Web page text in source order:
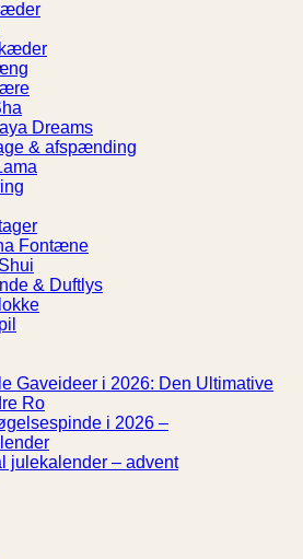
Dreams
& afspænding
Fontæne
& Duftlys
Gaveideer i 2026: Den Ultimative
Ro
i 2026 –
julekalender – advent